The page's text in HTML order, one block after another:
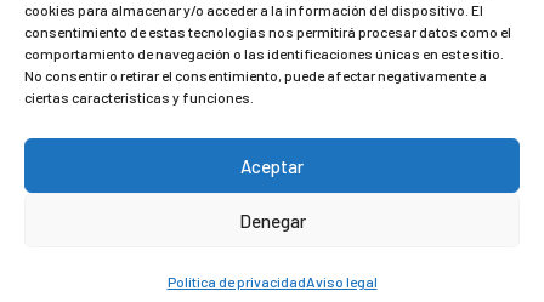
cookies para almacenar y/o acceder a la información del dispositivo. El
consentimiento de estas tecnologías nos permitirá procesar datos como el
comportamiento de navegación o las identificaciones únicas en este sitio.
No consentir o retirar el consentimiento, puede afectar negativamente a
ciertas características y funciones.
Aceptar
Denegar
Política de privacidadAviso legal
contacto@kds.cloud
www.kds.cloud
Plaza Libertad 8Entreplanta, Oficina
3,31004 Pamplona,
by Kaizen Development Solutions ·